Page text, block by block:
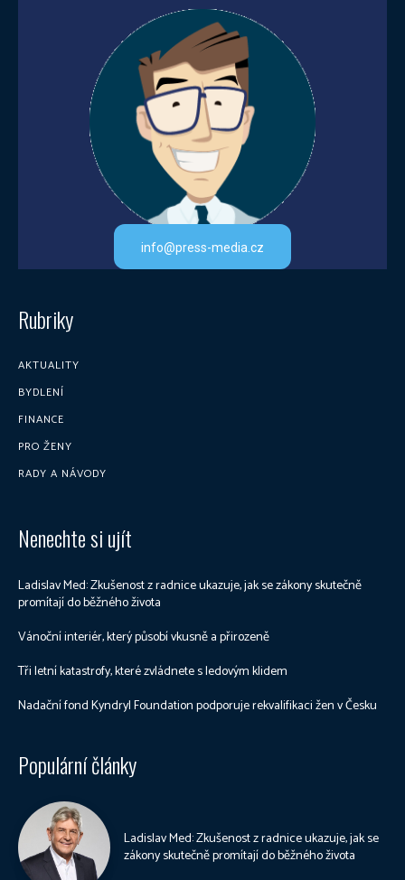
info@press-media.cz
Rubriky
AKTUALITY
BYDLENÍ
FINANCE
PRO ŽENY
RADY A NÁVODY
Nenechte si ujít
Ladislav Med: Zkušenost z radnice ukazuje, jak se zákony skutečně
promítají do běžného života
Vánoční interiér, který působí vkusně a přirozeně
Tři letní katastrofy, které zvládnete s ledovým klidem
Nadační fond Kyndryl Foundation podporuje rekvalifikaci žen v Česku
Populární články
Ladislav Med: Zkušenost z radnice ukazuje, jak se
zákony skutečně promítají do běžného života